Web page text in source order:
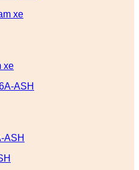
xe
ASH